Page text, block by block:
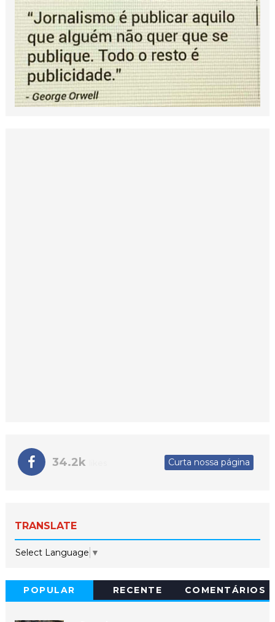
34.2k Curta nossa página
TRANSLATE
Select Language ▼
POPULAR RECENTE COMENTÁRIOS